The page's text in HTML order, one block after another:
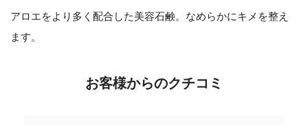
アロエをより多く配合した美容石鹸。なめらかにキメを整え
ます。
お客様からのクチコミ